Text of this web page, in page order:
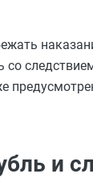
со
и